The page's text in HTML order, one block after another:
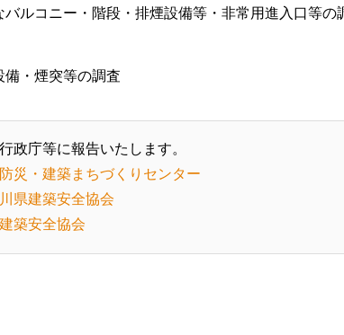
ルコニー・階段・排煙設備等・非常用進入口等の
・煙突等の調査
政庁等に報告いたします。
災・建築まちづくりセンター
県建築安全協会
築安全協会